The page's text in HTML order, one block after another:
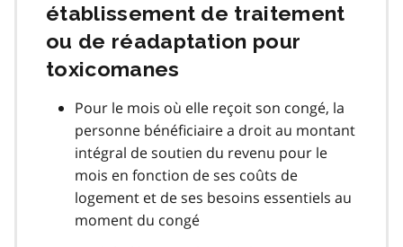
établissement de traitement
ou de réadaptation pour
toxicomanes
Pour le mois où elle reçoit son congé, la
personne bénéficiaire a droit au montant
intégral de soutien du revenu pour le
mois en fonction de ses coûts de
logement et de ses besoins essentiels au
moment du congé